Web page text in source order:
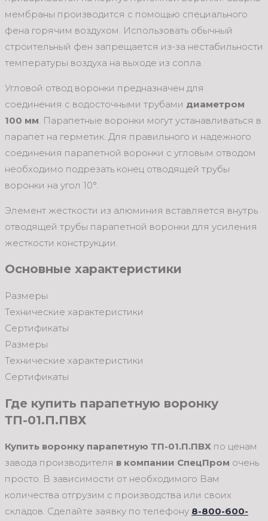
мембраны производится с помощью специального
фена горячим воздухом. Использовать обычный
строительный фен запрещается из-за нестабильности
температуры воздуха на выходе из сопла.
Угловой отвод воронки предназначен для
соединения с водосточными трубами диаметром
100 мм. Парапетные воронки могут устанавливаться в
парапет на герметик. Для правильного и надежного
соединения парапетной воронки с угловым отводом
необходимо подрезать конец отводящей трубы
воронки на угол 10°.
Элемент жесткости из алюминия вставляется внутрь
отводящей трубы парапетной воронки для усиления
жесткости конструкции.
Основные характеристики
Размеры
Технические характеристики
Сертификаты
Размеры
Технические характеристики
Сертификаты
Где купить парапетную воронку
ТП-01.П.ПВХ
Купить воронку парапетную ТП-01.П.ПВХ по ценам
завода производителя в компании СпецПром очень
просто. В зависимости от необходимого Вам
количества отгрузим с производства или своих
складов. Сделайте заявку по телефону 8-800-600-